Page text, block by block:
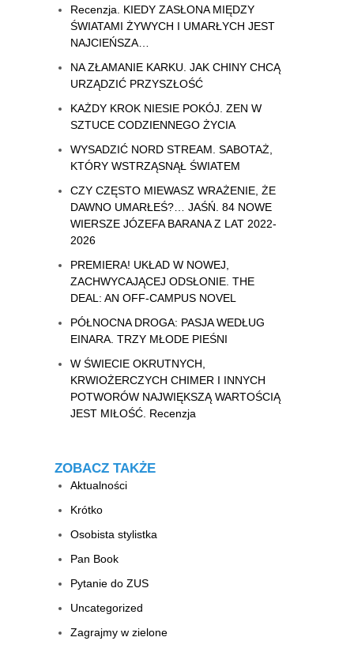
Recenzja. KIEDY ZASŁONA MIĘDZY
ŚWIATAMI ŻYWYCH I UMARŁYCH JEST
NAJCIEŃSZA…
NA ZŁAMANIE KARKU. JAK CHINY CHCĄ
URZĄDZIĆ PRZYSZŁOŚĆ
KAŻDY KROK NIESIE POKÓJ. ZEN W
SZTUCE CODZIENNEGO ŻYCIA
WYSADZIĆ NORD STREAM. SABOTAŻ,
KTÓRY WSTRZĄSNĄŁ ŚWIATEM
CZY CZĘSTO MIEWASZ WRAŻENIE, ŻE
DAWNO UMARŁEŚ?… JAŚŃ. 84 NOWE
WIERSZE JÓZEFA BARANA Z LAT 2022-
2026
PREMIERA! UKŁAD W NOWEJ,
ZACHWYCAJĄCEJ ODSŁONIE. THE
DEAL: AN OFF-CAMPUS NOVEL
PÓŁNOCNA DROGA: PASJA WEDŁUG
EINARA. TRZY MŁODE PIEŚNI
W ŚWIECIE OKRUTNYCH,
KRWIOŻERCZYCH CHIMER I INNYCH
POTWORÓW NAJWIĘKSZĄ WARTOŚCIĄ
JEST MIŁOŚĆ. Recenzja
ZOBACZ TAKŻE
Aktualności
Krótko
Osobista stylistka
Pan Book
Pytanie do ZUS
Uncategorized
Zagrajmy w zielone